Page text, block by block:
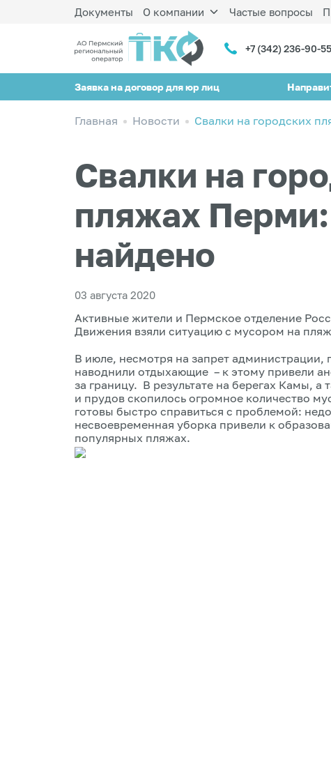
Документы О компании Частые вопросы
+7 (342) 236-90-55
Заявка на договор для юр лиц
Главная Новости Свалки на городских
Свалки на
пляжах
найдено
03 августа 2020
Активные жители и Пермское отделение
Движения взяли ситуацию с мусором на
В июле, несмотря на запрет
наводнили отдыхающие – к этому привели
за границу. В результате на берегах Камы, а
и прудов скопилось огромное количество
готовы быстро справиться с проблемой:
несвоевременная уборка привели к
популярных пляжах.